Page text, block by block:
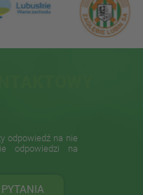
odpowiedź na nie
odpowiedzi na